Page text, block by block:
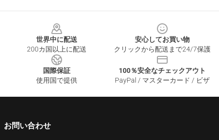
世界中に配送
200カ国以上に配送
安心してお買い物
クリックから配送まで24/7保護
国際保証
使用国で提供
100％安全なチェックアウト
PayPal / マスターカード / ビザ
お問い合わせ